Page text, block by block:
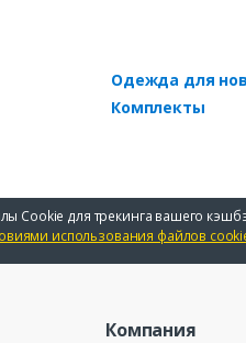
Одежда для
Комплекты
Cookie для трекинга вашего
использования файлов
Компания